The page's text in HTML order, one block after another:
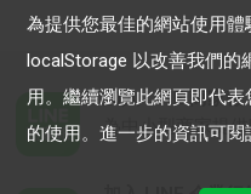
加入 LINE 商家報
為中小型商家提供
為提供您最佳的網站使用
localStorage 以改善我們的
用。繼續瀏覽此網頁即代
的使用。進一步的資訊可閱